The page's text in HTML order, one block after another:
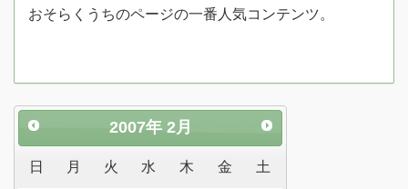
おそらくうちのページの一番人気コンテンツ。
2007年 2月
日 月 火 水 木 金 土